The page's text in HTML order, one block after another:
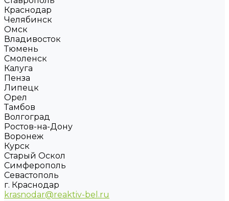
Краснодар
Челябинск
Омск
Владивосток
Тюмень
Смоленск
Калуга
Пенза
Липецк
Орел
Тамбов
Волгоград
Ростов-на-Дону
Воронеж
Курск
Старый Оскол
Симферополь
Севастополь
г. Краснодар
krasnodar@reaktiv-bel.ru